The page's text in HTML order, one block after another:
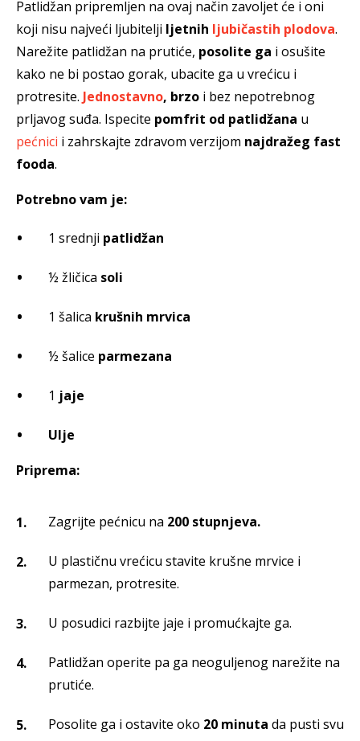
Patlidžan pripremljen na ovaj način zavoljet će i oni
koji nisu najveći ljubitelji ljetnih ljubičastih plodova.
Narežite patlidžan na prutiće, posolite ga i osušite
kako ne bi postao gorak, ubacite ga u vrećicu i
protresite. Jednostavno, brzo i bez nepotrebnog
prljavog suđa. Ispecite pomfrit od patlidžana u
pećnici i zahrskajte zdravom verzijom najdražeg fast
fooda.
Potrebno vam je:
1 srednji patlidžan
½ žličica soli
1 šalica krušnih mrvica
½ šalice parmezana
1 jaje
Ulje
Priprema:
Zagrijte pećnicu na 200 stupnjeva.
U plastičnu vrećicu stavite krušne mrvice i
parmezan, protresite.
U posudici razbijte jaje i promućkajte ga.
Patlidžan operite pa ga neoguljenog narežite na
prutiće.
Posolite ga i ostavite oko 20 minuta da pusti svu